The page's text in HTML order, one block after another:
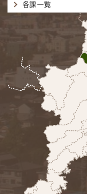
各課一覧